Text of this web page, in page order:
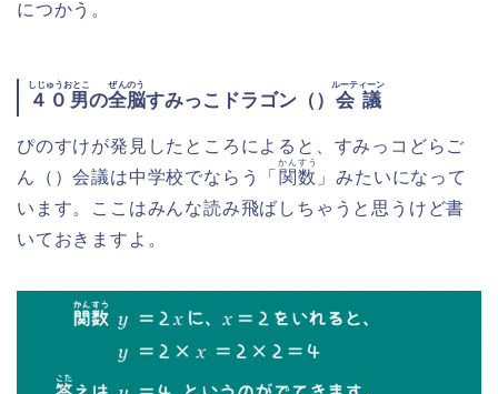
につかう。
４０男
しじゅうおとこ
の全脳
ぜんのう
すみっこドラゴン（） 会議
ルーティーン
ぴのすけが発見したところによると、すみっコどらご
ん（）会議は中学校でならう「 関数
かんすう
」みたいになって
います。ここはみんな読み飛ばしちゃうと思うけど書
いておきますよ。